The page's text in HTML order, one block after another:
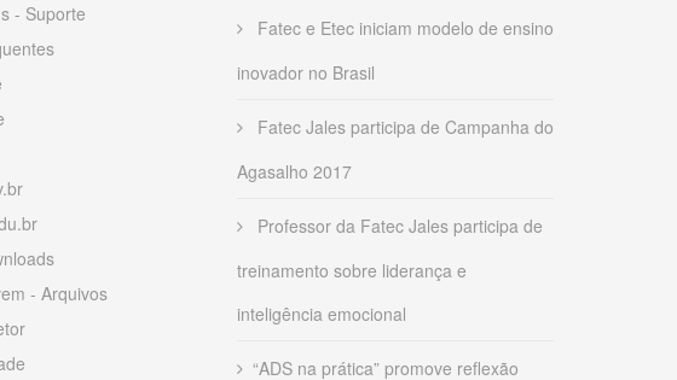
- Suporte
- Arquivos
Fatec e Etec iniciam modelo de ensino
inovador no Brasil
Fatec Jales participa de Campanha do
Agasalho 2017
Professor da Fatec Jales participa de
treinamento sobre liderança e
inteligência emocional
“ADS na prática” promove reflexão